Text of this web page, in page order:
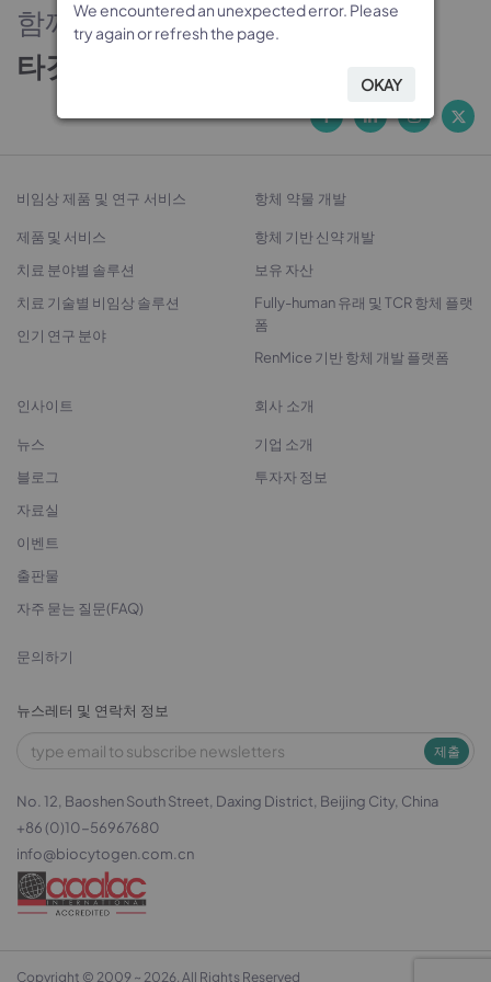
함께하는 신뢰의 파트너
타깃 발굴에서 치료제 개발까지
비임상 제품 및 연구 서비스
제품 및 서비스
치료 분야별 솔루션
치료 기술별 비임상 솔루션
인기 연구 분야
항체 약물 개발
항체 기반 신약 개발
보유 자산
Fully-human 유래 및 TCR 항체 플랫
폼
RenMice 기반 항체 개발 플랫폼
인사이트
뉴스
블로그
자료실
이벤트
출판물
자주 묻는 질문(FAQ)
회사 소개
기업 소개
투자자 정보
문의하기
뉴스레터 및 연락처 정보
제출
No. 12, Baoshen South Street, Daxing District, Beijing City, China
+86 (0)10-56967680
info@biocytogen.com.cn
Copyright © 2009 ~ 2026. All Rights Reserved
We encountered an unexpected error. Please
try again or refresh the page.
OKAY
We encountered an unexpected error. Please
try again or refresh the page.
OKAY
We encountered an unexpected error. Please
try again or refresh the page.
OKAY
We encountered an unexpected error. Please
try again or refresh the page.
OKAY